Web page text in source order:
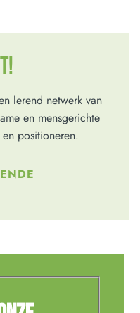
lerend netwerk van
en mensgerichte
positioneren.